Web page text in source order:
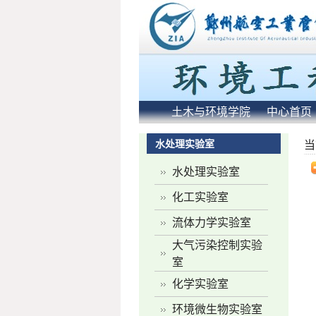
土木与环境学院 中心首页
水处理实验室
水处理实验室
化工实验室
流体力学实验室
大气污染控制实验
室
化学实验室
环境微生物实验室